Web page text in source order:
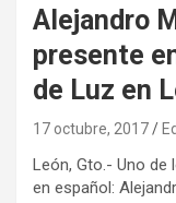
Alejandro
presente
de Luz en
17 octubre, 2017
León, Gto.- Uno
en español: